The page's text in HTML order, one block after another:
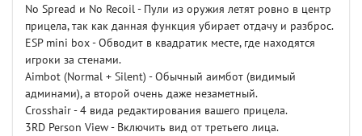
No Spread и No Recoil - Пули из оружия летят ровно в центр
прицела, так как данная функция убирает отдачу и разброс.
ESP mini box - Обводит в квадратик месте, где находятся
игроки за стенами.
Aimbot (Normal + Silent) - Обычный аимбот (видимый
админами), а второй очень даже незаметный.
Crosshair - 4 вида редактирования вашего прицела.
3RD Person View - Включить вид от третьего лица.